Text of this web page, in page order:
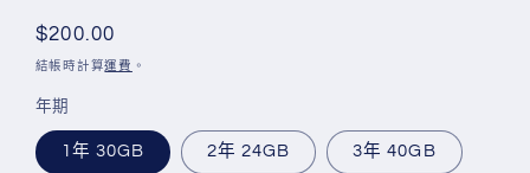
案
1
定
價
$200.00
結帳時計算運費 。
年期
1年 30GB 2年 24GB 3年 40GB